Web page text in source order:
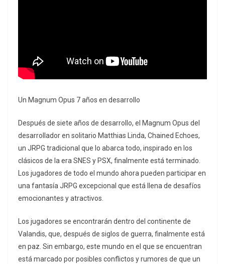
Un Magnum Opus 7 años en desarrollo
Después de siete años de desarrollo, el Magnum Opus del
desarrollador en solitario Matthias Linda, Chained Echoes,
un JRPG tradicional que lo abarca todo, inspirado en los
clásicos de la era SNES y PSX, finalmente está terminado.
Los jugadores de todo el mundo ahora pueden participar en
una fantasía JRPG excepcional que está llena de desafíos
emocionantes y atractivos.
Los jugadores se encontrarán dentro del continente de
Valandis, que, después de siglos de guerra, finalmente está
en paz. Sin embargo, este mundo en el que se encuentran
está marcado por posibles conflictos y rumores de que un